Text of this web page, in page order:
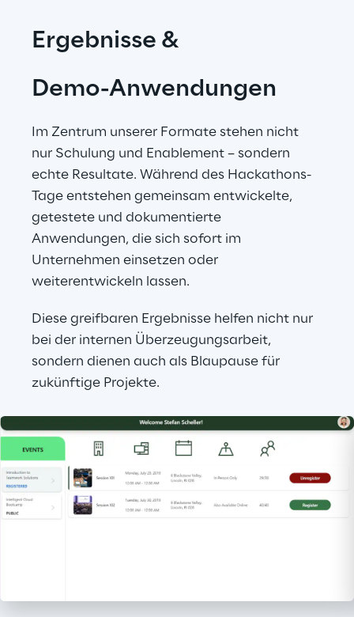
Ergebnisse &
Demo-Anwendungen
Im Zentrum unserer Formate stehen nicht
nur Schulung und Enablement – sondern
echte Resultate. Während des Hackathons-
Tage entstehen gemeinsam entwickelte,
getestete und dokumentierte
Anwendungen, die sich sofort im
Unternehmen einsetzen oder
weiterentwickeln lassen.
Diese greifbaren Ergebnisse helfen nicht nur
bei der internen Überzeugungsarbeit,
sondern dienen auch als Blaupause für
zukünftige Projekte.